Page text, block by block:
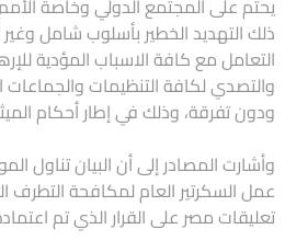
يحتم على المجتمع الدولي وخاصة
ذلك التهديد الخطير بأسلوب شامل
التعامل مع كافة الاسباب المؤدية
والتصدي لكافة التنظيمات والجماعات
ودون تفرقة، وذلك في إطار أحكام
وأشارت المصادر إلى أن البيان تناول
عمل السكرتير العام لمكافحة التطرف
تعليقات مصر على القرار الذي تم